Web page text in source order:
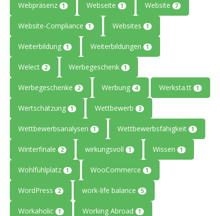
Webpräsenz 1 Webseite 1 Website 7
Website-Compliance 1 Websites 1
Weiterbildung 1 Weiterbildungen 1
Welect 2 Werbegeschenk 1
Werbegeschenke 2 Werbung 4 Werksta.tt 1
Wertschätzung 1 Wettbewerb 3
Wettbewerbsanalysen 1 Wettbewerbsfähigkeit 1
Winterfinale 2 wirkungsvoll 1 Wissen 1
Wohlfühlplatz 1 WooCommerce 1
WordPress 2 work-life balance 5
Workaholic 1 Working Abroad 1